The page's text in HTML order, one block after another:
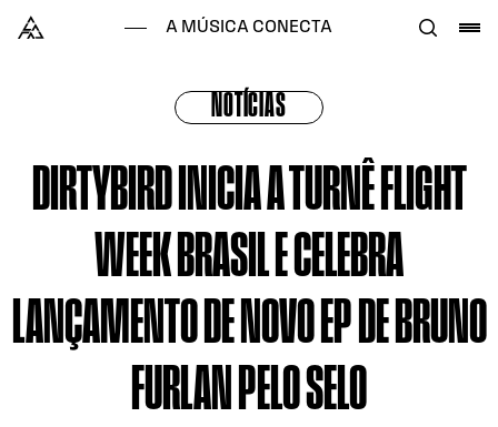
Alataj
A MÚSICA CONECTA
NOTÍCIAS
DIRTYBIRD INICIA A TURNÊ FLIGHT
WEEK BRASIL E CELEBRA
LANÇAMENTO DE NOVO EP DE BRUNO
FURLAN PELO SELO